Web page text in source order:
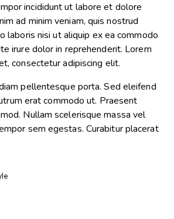
incididunt ut labore et dolore
ad minim veniam, quis nostrud
laboris nisi ut aliquip ex ea commodo
irure dolor in reprehenderit. Lorem
consectetur adipiscing elit.
pellentesque porta. Sed eleifend
erat commodo ut. Praesent
Nullam scelerisque massa vel
sem egestas. Curabitur placerat